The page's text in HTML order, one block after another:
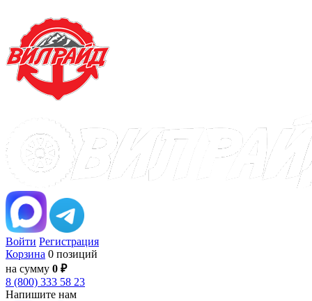
Войти Регистрация
Корзина 0 позиций
на сумму 0 ₽
8 (800) 333 58 23
Напишите нам